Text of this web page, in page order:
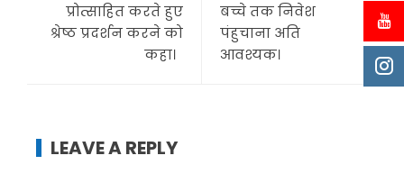
प्रोत्साहित करते हुए
श्रेष्ठ प्रदर्शन करने को
कहा।
बच्चे तक निवेश
पंहुचाना अति
आवश्यक।
LEAVE A REPLY